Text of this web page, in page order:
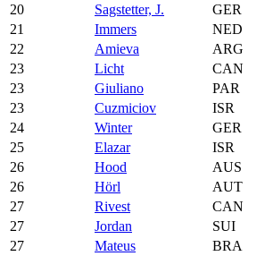
20
Sagstetter, J. GER
21
Immers NED
22
Amieva ARG
23
Licht CAN
23
Giuliano PAR
23
Cuzmiciov ISR
24
Winter GER
25
Elazar ISR
26
Hood AUS
26
Hörl AUT
27
Rivest CAN
27
Jordan SUI
27
Mateus BRA